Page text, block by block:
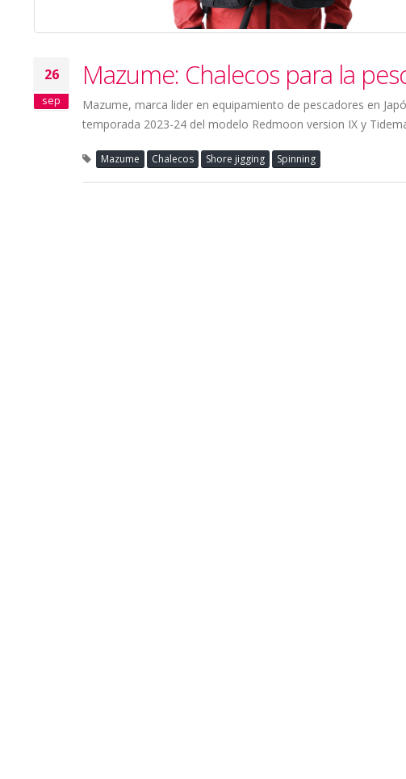
26
sep
Mazume: Chalecos para la
Mazume, marca lider en equipamiento de pescadores en
temporada 2023-24 del modelo Redmoon version IX y
Mazume Chalecos Shore jigging Spinning